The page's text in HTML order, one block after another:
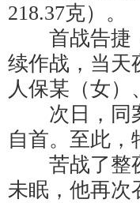
218.37克）。
首战告捷，
续作战，当天
人保某（女
次日，同案
自首。至此，
苦战了整夜
未眠，他再次